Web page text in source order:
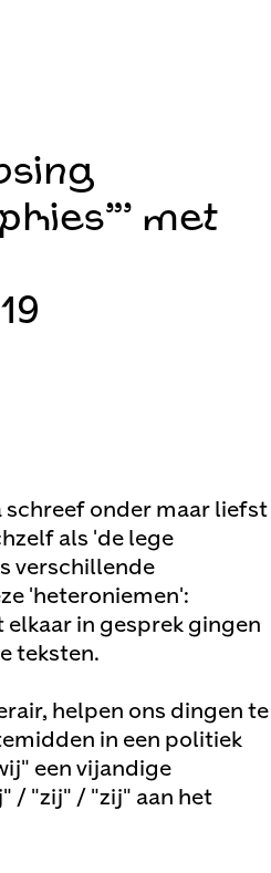
met
schreef onder maar liefst
als 'de lege
verschillende
'heteroniemen':
in gesprek gingen
teksten.
helpen ons dingen te
in een politiek
een vijandige
/ "zij" / "zij" aan het